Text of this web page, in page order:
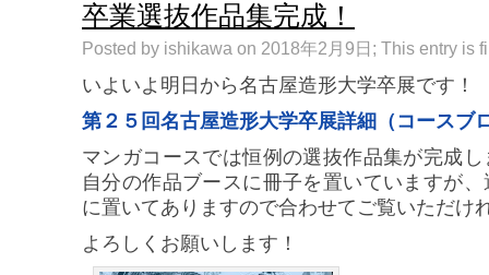
卒業選抜作品集完成！
Posted by ishikawa on 2018年2月9日; This entry is
いよいよ明日から名古屋造形大学卒展です！
第２５回名古屋造形大学卒展詳細（コースブ
マンガコースでは恒例の選抜作品集が完成
自分の作品ブースに冊子を置いていますが
に置いてありますので合わせてご覧いただけ
よろしくお願いします！